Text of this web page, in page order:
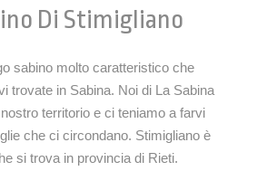
Di Stimigliano
sabino molto caratteristico che
trovate in Sabina. Noi di La Sabina
territorio e ci teniamo a farvi
che ci circondano. Stimigliano è
si trova in provincia di Rieti.